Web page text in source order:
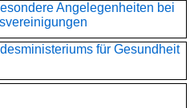
Angelegenheiten bei
für Gesundheit